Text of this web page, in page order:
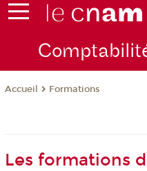
Accueil Formations
Les formations